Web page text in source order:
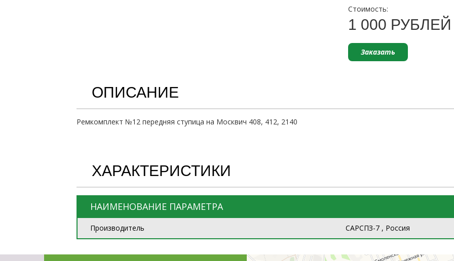
Стоимость:
1 000 РУБЛЕЙ
Заказать
ОПИСАНИЕ
Ремкомплект №12 передняя ступица на Москвич 408, 412, 2140
ХАРАКТЕРИСТИКИ
НАИМЕНОВАНИЕ ПАРАМЕТРА
Производитель САРСПЗ-7 , Россия